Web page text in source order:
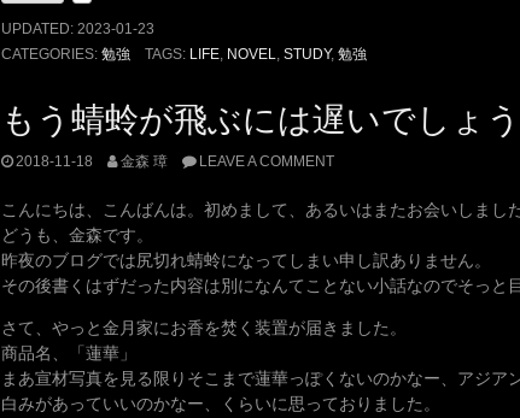
UPDATED: 2023-01-23
CATEGORIES: 勉強 TAGS: LIFE, NOVEL STUDY, 勉強
もう蜻蛉が飛ぶには遅いでしょう
2018-11-18 金森 璋 LEAVE A COMMENT
こんにちは、こんばんは。初めまして、あるいはまたお会いしました
どうも、金森です。
昨夜のブログでは尻切れ蜻蛉になってしまい申し訳ありません。
その後書くはずだった内容は別になんてことない小話なのでそっと
さて、やっと金月家にお香を焚く装置が届きました。
商品名、「蓮華」
まあ宣材写真を見る限りそこまで蓮華っぽくないのかなー、アジア
白みがあっていいのかなー、くらいに思っておりました。